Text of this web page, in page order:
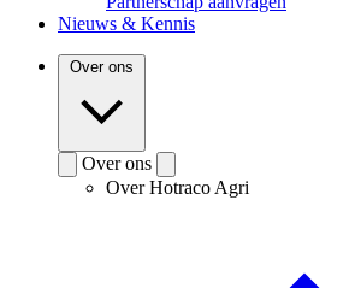
Nieuws & Kennis
Over ons
Over ons
Over Hotraco Agri